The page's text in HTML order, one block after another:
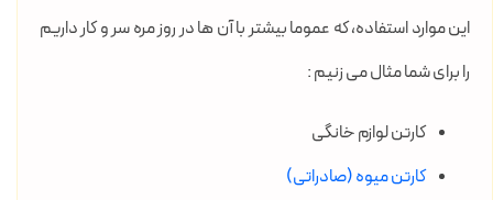
این موارد استفاده، که عموما بیشتر با آن ها در روز مره سر و کار داریم
را برای شما مثال می زنیم :
کارتن لوازم خانگی
کارتن میوه (صادراتی)